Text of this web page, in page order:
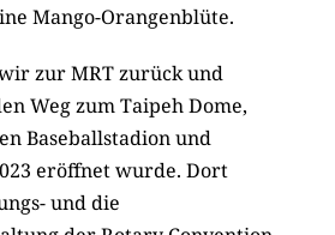
Mango-Orangenblüte.
zur MRT zurück und
Weg zum Taipeh Dome,
Baseballstadion und
eröffnet wurde. Dort
und die